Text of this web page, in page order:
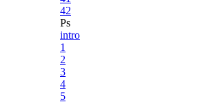
42
Ps
intro
1
2
3
4
5